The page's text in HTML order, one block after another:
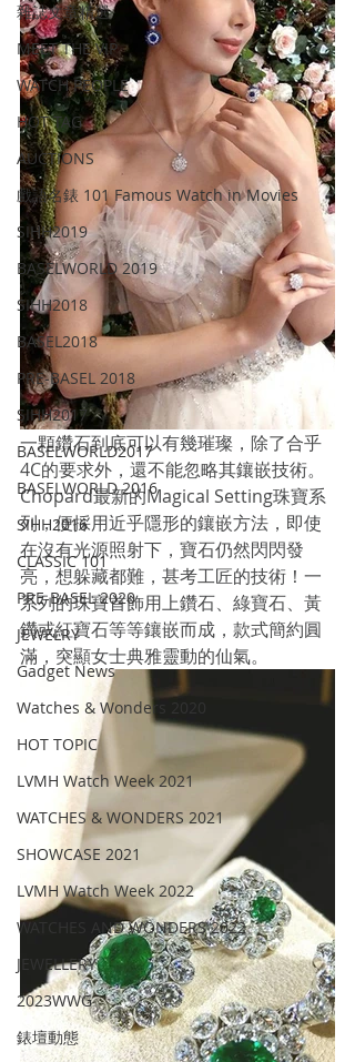
雜誌文章精選
MEET THE VIP
WATCH PEOPLE
HOT TAG
AUCTIONS
戲語名錶 101 Famous Watch in Movies
SIHH2019
BASELWORLD 2019
SIHH2018
BASEL2018
PRE-BASEL 2018
SIHH2017
BASELWORLD2017
BASELWORLD 2016
SIHH2016
CLASSIC 101
PRE-BASEL 2020
JEWELRY
Gadget News
Watches & Wonders 2020
HOT TOPIC
LVMH Watch Week 2021
WATCHES & WONDERS 2021
SHOWCASE 2021
LVMH Watch Week 2022
WATCHES AND WONDERS 2022
JEWELLERY
2023WWG
錶壇動態
一顆鑽石到底可以有幾璀璨，除了合乎
4C的要求外，還不能忽略其鑲嵌技術。
Chopard最新的Magical Setting珠寶系
列，便採用近乎隱形的鑲嵌方法，即使
在沒有光源照射下，寶石仍然閃閃發
亮，想躲藏都難，甚考工匠的技術！一
系列的珠寶首飾用上鑽石、綠寶石、黃
鑽或紅寶石等等鑲嵌而成，款式簡約圓
滿，突顯女士典雅靈動的仙氣。